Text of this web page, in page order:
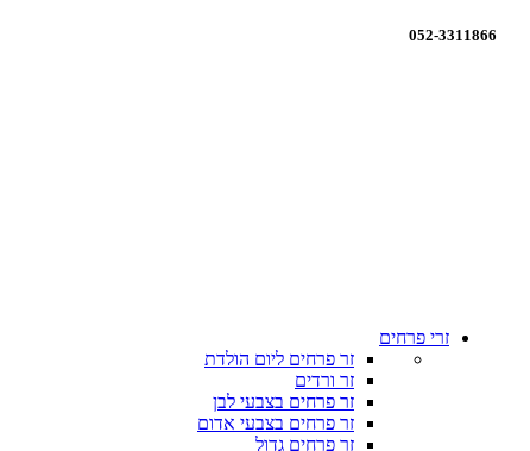
052-3311866
זרי פרחים
זר פרחים ליום הולדת
זר ורדים
זר פרחים בצבעי לבן
זר פרחים בצבעי אדום
זר פרחים גדול